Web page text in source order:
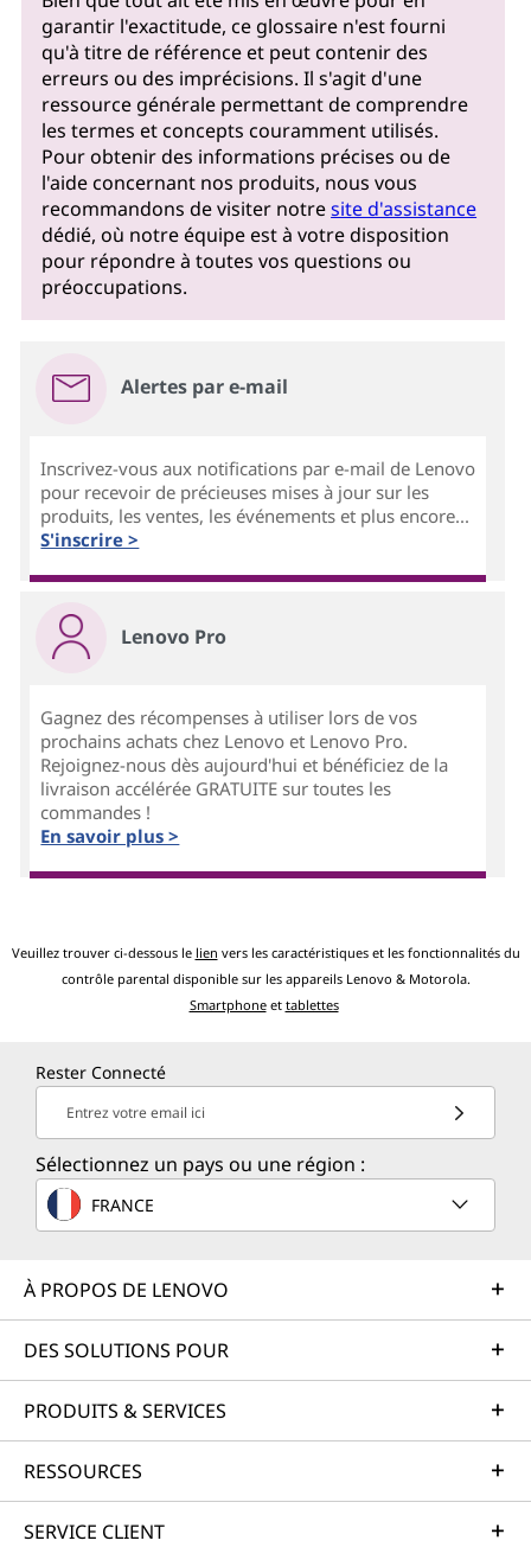
garantir l'exactitude, ce glossaire n'est fourni
qu'à titre de référence et peut contenir des
erreurs ou des imprécisions. Il s'agit d'une
ressource générale permettant de comprendre
les termes et concepts couramment utilisés.
Pour obtenir des informations précises ou de
l'aide concernant nos produits, nous vous
recommandons de visiter notresite d'assistance
dédié, où notre équipe est à votre disposition
pour répondre à toutes vos questions ou
préoccupations.
Alertes par e-mail
Inscrivez-vous aux notifications par e-mail de Lenovo
pour recevoir de précieuses mises à jour sur les
produits, les ventes, les événements et plus encore...
S'inscrire >
Lenovo Pro
Gagnez des récompenses à utiliser lors de vos
prochains achats chez Lenovo et Lenovo Pro.
Rejoignez-nous dès aujourd'hui et bénéficiez de la
livraison accélérée GRATUITE sur toutes les
commandes !
En savoir plus >
Veuillez trouver ci-dessous le lien vers les caractéristiques et les fonctionnalités du
contrôle parental disponible sur les appareils Lenovo & Motorola.
Smartphoneet tablettes
Rester Connecté
Entrez votre email ici
Sélectionnez un pays ou une région :
FRANCE
À PROPOS DE LENOVO
DES SOLUTIONS POUR
PRODUITS & SERVICES
RESSOURCES
SERVICE CLIENT